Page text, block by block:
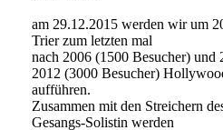
am 29.12.2015 werden wir um
Trier zum letzten mal
nach 2006 (1500 Besucher) und
2012 (3000 Besucher)
aufführen.
Zusammen mit den Streichern
Gesangs-Solistin werden